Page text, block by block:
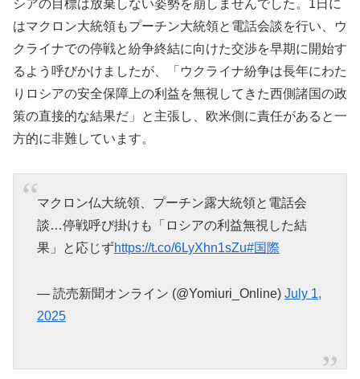
シアの目標は放棄しない姿勢を崩しませんでした。1日に
はマクロン大統領もプーチン大統領と電話会談を行い、ウ
クライナでの停戦と紛争終結に向けた交渉を早期に開始す
るよう呼びかけましたが、「ウクライナ紛争は長年にわた
りロシアの安全保障上の利益を無視してきた西側諸国の政
策の直接的な結果だ」と主張し、欧米側に責任があると一
方的に非難しています。
マクロン仏大統領、プーチン露大統領と電話会
談…停戦呼び掛けも「ロシアの利益無視した結
果」と応じずhttps://t.co/6LyXhn1sZu#国際
— 読売新聞オンライン (@Yomiuri_Online) July 1,
2025